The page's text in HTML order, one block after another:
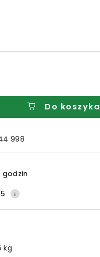
Do koszyka
998
godzin
kg